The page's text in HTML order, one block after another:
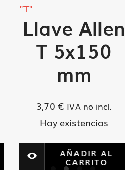
"T"
Llave Allen
T 5x150
mm
3,70€ IVA no incl.
Hay existencias
AÑADIR AL
CARRITO